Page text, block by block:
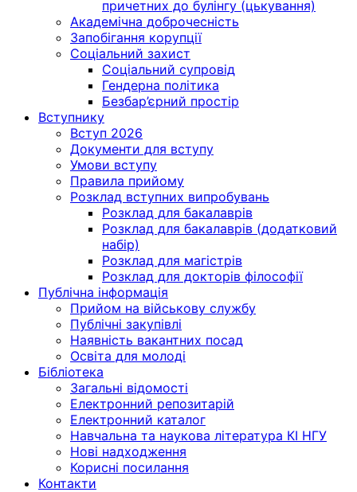
причетних до булінгу (цькування)
Академічна доброчесність
Запобігання корупції
Соціальний захист
Соціальний супровід
Гендерна політика
Безбар’єрний простір
Вступнику
Вступ 2026
Документи для вступу
Умови вступу
Правила прийому
Розклад вступних випробувань
Розклад для бакалаврів
Розклад для бакалаврів (додатковий
набір)
Розклад для магістрів
Розклад для докторів філософії
Публічна інформація
Прийом на військову службу
Публічні закупівлі
Наявність вакантних посад
Освіта для молоді
Бібліотека
Загальні відомості
Електронний репозитарій
Електронний каталог
Навчальна та наукова література КІ НГУ
Нові надходження
Корисні посилання
Контакти